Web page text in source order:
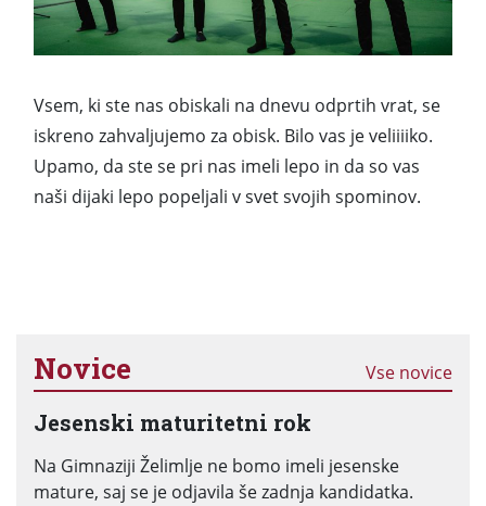
Vsem, ki ste nas obiskali na dnevu odprtih vrat, se
iskreno zahvaljujemo za obisk. Bilo vas je veliiiiko.
Upamo, da ste se pri nas imeli lepo in da so vas
naši dijaki lepo popeljali v svet svojih spominov.
Novice Vse novice
Jesenski maturitetni rok
Na Gimnaziji Želimlje ne bomo imeli jesenske
mature, saj se je odjavila še zadnja kandidatka.